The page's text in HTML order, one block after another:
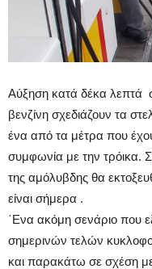
Αύξηση κατά δέκα λεπτά
βενζίνη σχεδιάζουν τα
ένα από τα μέτρα που
συμφωνία με την τρόικα.
της αμόλυβδης θα
είναι σήμερα .
΄Ενα ακόμη σενάριο που
σημερινών τελών
και παρακάτω σε σχέση